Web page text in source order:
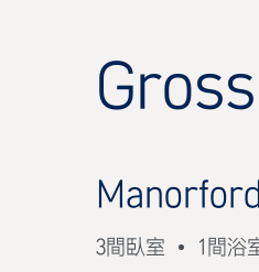
3間臥室 1間浴